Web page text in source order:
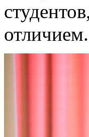
отличием.